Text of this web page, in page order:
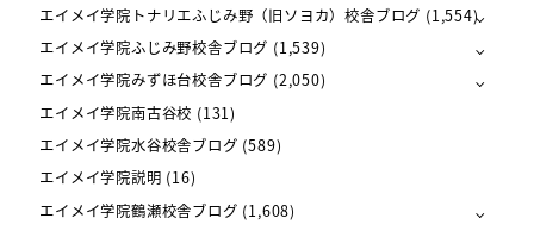
エイメイ学院トナリエふじみ野（旧ソヨカ）校舎ブログ (1,554)
エイメイ学院ふじみ野校舎ブログ (1,539)
エイメイ学院みずほ台校舎ブログ (2,050)
エイメイ学院南古谷校 (131)
エイメイ学院水谷校舎ブログ (589)
エイメイ学院説明 (16)
エイメイ学院鶴瀬校舎ブログ (1,608)